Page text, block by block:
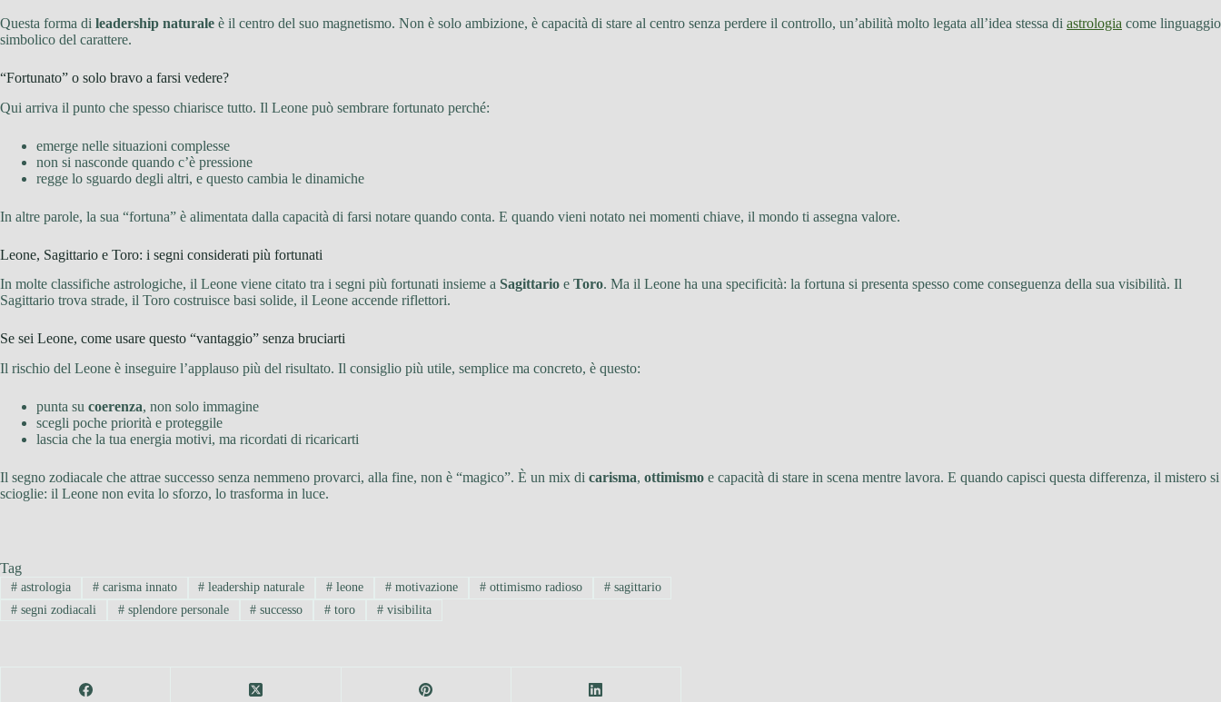
Questa forma di leadership naturale è il centro del suo magnetismo. Non è solo ambizione, è capacità di stare al centro senza perdere il controllo, un’abilità molto legata all’idea stessa di astrologia come linguaggio
simbolico del carattere.
“Fortunato” o solo bravo a farsi vedere?
Qui arriva il punto che spesso chiarisce tutto. Il Leone può sembrare fortunato perché:
emerge nelle situazioni complesse
non si nasconde quando c’è pressione
regge lo sguardo degli altri, e questo cambia le dinamiche
In altre parole, la sua “fortuna” è alimentata dalla capacità di farsi notare quando conta. E quando vieni notato nei momenti chiave, il mondo ti assegna valore.
Leone, Sagittario e Toro: i segni considerati più fortunati
In molte classifiche astrologiche, il Leone viene citato tra i segni più fortunati insieme a Sagittario e Toro. Ma il Leone ha una specificità: la fortuna si presenta spesso come conseguenza della sua visibilità. Il
Sagittario trova strade, il Toro costruisce basi solide, il Leone accende riflettori.
Se sei Leone, come usare questo “vantaggio” senza bruciarti
Il rischio del Leone è inseguire l’applauso più del risultato. Il consiglio più utile, semplice ma concreto, è questo:
punta su coerenza, non solo immagine
scegli poche priorità e proteggile
lascia che la tua energia motivi, ma ricordati di ricaricarti
Il segno zodiacale che attrae successo senza nemmeno provarci, alla fine, non è “magico”. È un mix di carisma, ottimismo e capacità di stare in scena mentre lavora. E quando capisci questa differenza, il mistero si
scioglie: il Leone non evita lo sforzo, lo trasforma in luce.
Tag
#astrologia #carisma innato # leadership naturale # leone # motivazione #ottimismo radioso #sagittario
#segni zodiacali #splendore personale # successo # toro # visibilita